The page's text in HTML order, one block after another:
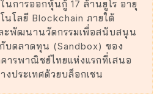
นการออกหุ้นกู้ 17 ล้านยูโร อายุ
นโลยี Blockchain ภายใต้
ะพัฒนานวัตกรรมเพื่อสนับสนุน
กับตลาดทุน (Sandbox) ของ
ารพาณิชย์ไทยแห่งแรกที่เสนอ
ประเทศด้วยบล็อกเชน